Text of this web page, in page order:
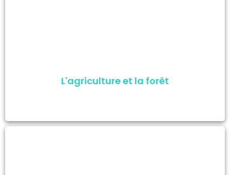
L'agriculture et la forêt